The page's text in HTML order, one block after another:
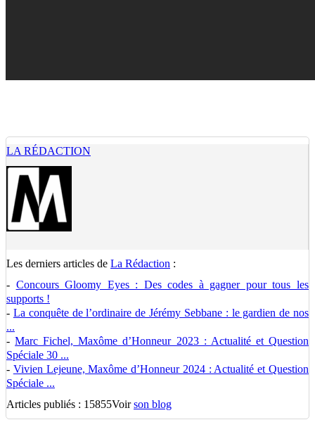
LA RÉDACTION
Les derniers articles de La Rédaction :
- Concours Gloomy Eyes : Des codes à gagner pour tous les
supports !
- La conquête de l’ordinaire de Jérémy Sebbane : le gardien de nos
...
-Marc Fichel, Maxôme d’Honneur 2023 : Actualité et Question
Spéciale 30 ...
- Vivien Lejeune, Maxôme d’Honneur 2024 : Actualité et Question
Spéciale ...
Articles publiés : 15855Voirson blog